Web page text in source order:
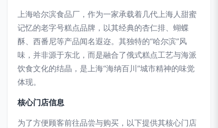
上海哈尔滨食品厂，作为一家承载着几代上海人甜蜜
记忆的老字号糕点品牌，以其经典的杏仁排、蝴蝶
酥、西番尼等产品闻名遐迩。其独特的“哈尔滨”风
味，并非源于东北，而是融合了俄式糕点工艺与海派
饮食文化的结晶，是上海“海纳百川”城市精神的味觉
体现。
核心门店信息
为了方便顾客前往品尝与购买，以下提供其核心门店